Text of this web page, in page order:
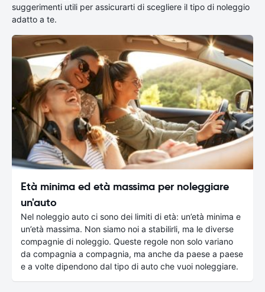
suggerimenti utili per assicurarti di scegliere il tipo di noleggio
adatto a te.
Età minima ed età massima per noleggiare
un'auto
Nel noleggio auto ci sono dei limiti di età: un’età minima e
un’età massima. Non siamo noi a stabilirli, ma le diverse
compagnie di noleggio. Queste regole non solo variano
da compagnia a compagnia, ma anche da paese a paese
e a volte dipendono dal tipo di auto che vuoi noleggiare.